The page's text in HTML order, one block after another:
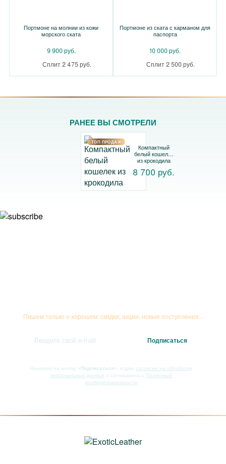
Портмоне на молнии из кожи
морского ската
9 900 руб.
Сплит 2 475 руб.
Портмоне из ската с карманом для
паспорта
10 000 руб.
Сплит 2 500 руб.
РАНЕЕ ВЫ СМОТРЕЛИ
TOП ПРОДАЖ
Компактный
белый кошелек
из крокодила
8 700 руб.
Пишем только о хорошем: скидки, акции, новые поступления...
Нажимая на кнопку «Подписаться» , я даю согласие на обработку
персональных данных и соглашаюсь с Политикой
конфиденциальности